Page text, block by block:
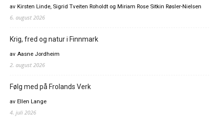
av Kirsten Linde, Sigrid Tveiten Roholdt og Miriam Rose Sitkin Røsler-Nielsen
6. august 2026
Krig, fred og natur i Finnmark
av Aasne Jordheim
2. august 2026
Følg med på Frolands Verk
av Ellen Lange
4. juli 2026